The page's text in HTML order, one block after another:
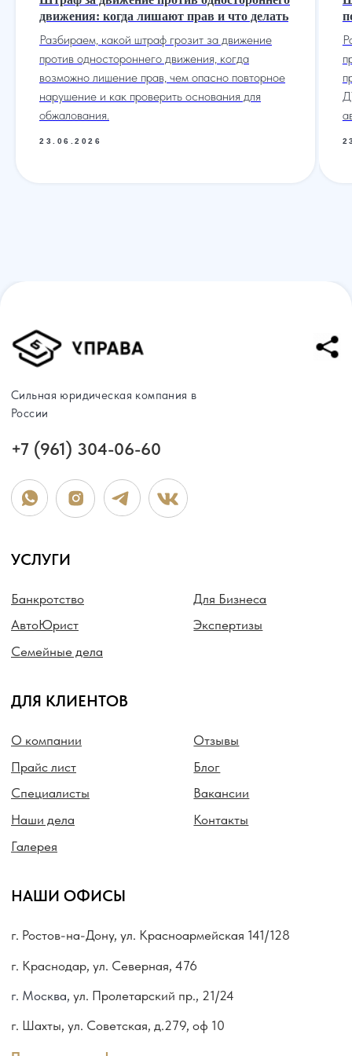
Написать в WhatsApp
движения: когда лишают прав и что делать
Разбираем, какой штраф грозит за движение
против одностороннего движения, когда
возможно лишение прав, чем опасно повторное
нарушение и как проверить основания для
обжалования.
23.06.2026
УПРАВА ТМ групп © Все права защищены. Зарегистрирован товарный
Политика конфиденциальности
Пользовательское соглашение
ООО «УПРАВА» | ИНН 6155077060 | ОГРН 1176196020197